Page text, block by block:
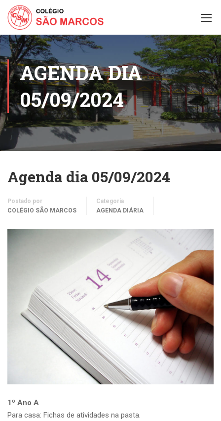
AGENDA DIA
05/09/2024
Agenda dia 05/09/2024
Postado por
COLÉGIO SÃO MARCOS
Categoria
AGENDA DIÁRIA
1º Ano A
Para casa: Fichas de atividades na pasta.